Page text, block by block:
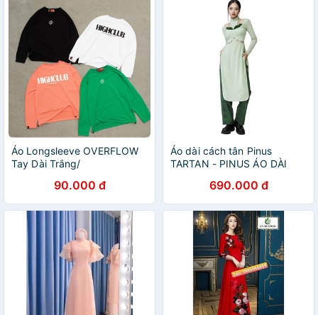
Áo Longsleeve OVERFLOW
Tay Dài Trắng/
Cotton - HIGHCLUB Brand
Chính Hãng
90.000 đ
Áo dài cách tân Pinus
TARTAN - PINUS ÁO DÀI
690.000 đ